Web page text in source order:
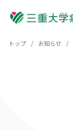
トップ お知らせ